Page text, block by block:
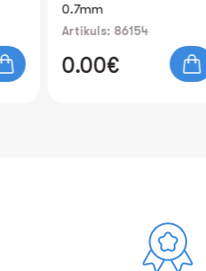
86154
0.00€